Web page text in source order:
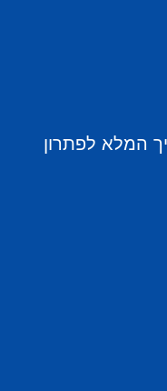
המלא לפתרון